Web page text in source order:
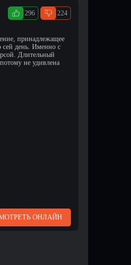
296 224
принадлежащее
сей день. Именно с
Длительный
не удивлена
ОНЛАЙН